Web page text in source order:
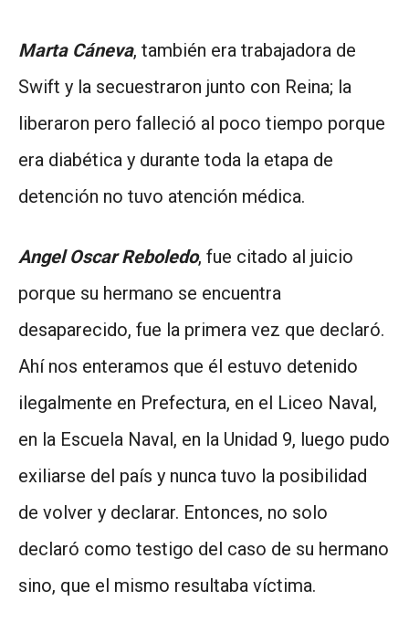
Marta Cáneva, también era trabajadora de
Swift y la secuestraron junto con Reina; la
liberaron pero falleció al poco tiempo porque
era diabética y durante toda la etapa de
detención no tuvo atención médica.
Angel Oscar Reboledo, fue citado al juicio
porque su hermano se encuentra
desaparecido, fue la primera vez que declaró.
Ahí nos enteramos que él estuvo detenido
ilegalmente en Prefectura, en el Liceo Naval,
en la Escuela Naval, en la Unidad 9, luego pudo
exiliarse del país y nunca tuvo la posibilidad
de volver y declarar. Entonces, no solo
declaró como testigo del caso de su hermano
sino, que el mismo resultaba víctima.